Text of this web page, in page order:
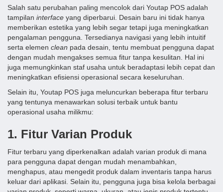
Salah satu perubahan paling mencolok dari Youtap POS adalah
tampilan interface yang diperbarui. Desain baru ini tidak hanya
memberikan estetika yang lebih segar tetapi juga meningkatkan
pengalaman pengguna. Tersedianya navigasi yang lebih intuitif
serta elemen clean pada desain, tentu membuat pengguna dapat
dengan mudah mengakses semua fitur tanpa kesulitan. Hal ini
juga memungkinkan staf usaha untuk beradaptasi lebih cepat dan
meningkatkan efisiensi operasional secara keseluruhan.
Selain itu, Youtap POS juga meluncurkan beberapa fitur terbaru
yang tentunya menawarkan solusi terbaik untuk bantu
operasional usaha milikmu:
1. Fitur Varian Produk
Fitur terbaru yang diperkenalkan adalah varian produk di mana
para pengguna dapat dengan mudah menambahkan,
menghapus, atau mengedit produk dalam inventaris tanpa harus
keluar dari aplikasi. Selain itu, pengguna juga bisa kelola berbagai